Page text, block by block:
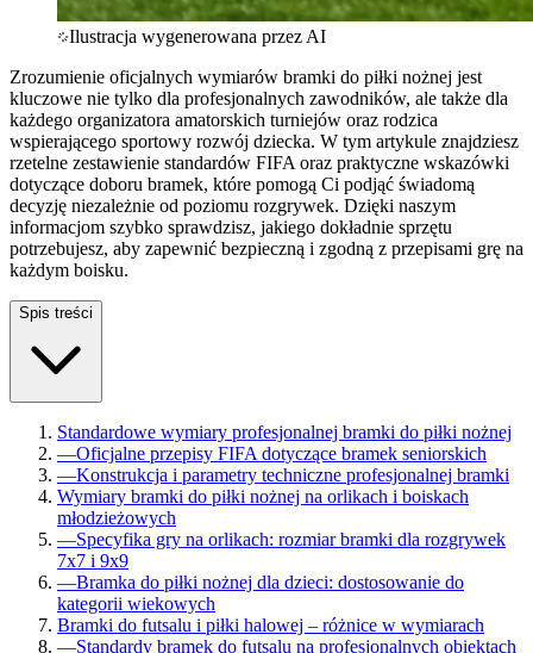
Ilustracja wygenerowana przez AI
Zrozumienie oficjalnych wymiarów bramki do piłki nożnej jest
kluczowe nie tylko dla profesjonalnych zawodników, ale także dla
każdego organizatora amatorskich turniejów oraz rodzica
wspierającego sportowy rozwój dziecka. W tym artykule znajdziesz
rzetelne zestawienie standardów FIFA oraz praktyczne wskazówki
dotyczące doboru bramek, które pomogą Ci podjąć świadomą
decyzję niezależnie od poziomu rozgrywek. Dzięki naszym
informacjom szybko sprawdzisz, jakiego dokładnie sprzętu
potrzebujesz, aby zapewnić bezpieczną i zgodną z przepisami grę na
każdym boisku.
Spis treści
Standardowe wymiary profesjonalnej bramki do piłki nożnej
—Oficjalne przepisy FIFA dotyczące bramek seniorskich
—Konstrukcja i parametry techniczne profesjonalnej bramki
Wymiary bramki do piłki nożnej na orlikach i boiskach
młodzieżowych
—Specyfika gry na orlikach: rozmiar bramki dla rozgrywek
7x7 i 9x9
—Bramka do piłki nożnej dla dzieci: dostosowanie do
kategorii wiekowych
Bramki do futsalu i piłki halowej – różnice w wymiarach
—Standardy bramek do futsalu na profesjonalnych obiektach